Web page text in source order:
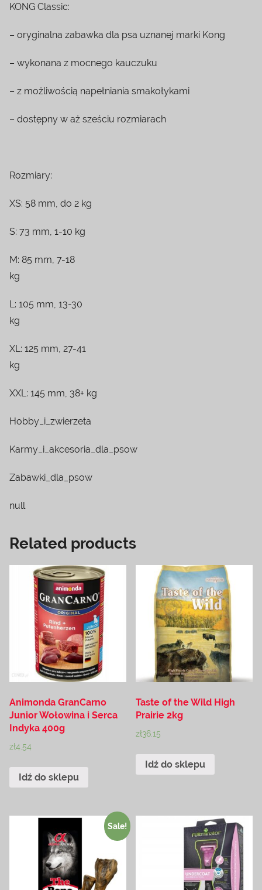
KONG Classic:
– oryginalna zabawka dla psa uznanej marki Kong
– wykonana z mocnego kauczuku
– z możliwością napełniania smakołykami
– dostępny w aż sześciu rozmiarach
Rozmiary:
XS: 58 mm, do 2 kg
S: 73 mm, 1-10 kg
M: 85 mm, 7-18
kg
L: 105 mm, 13-30
kg
XL: 125 mm, 27-41
kg
XXL: 145 mm, 38+ kg
Hobby_i_zwierzeta
Karmy_i_akcesoria_dla_psow
Zabawki_dla_psow
null
Related products
Animonda GranCarno
Junior Wołowina i Serca
Indyka 400g
zł4.54
Idź do sklepu
Taste of the Wild High
Prairie 2kg
zł36.15
Idź do sklepu
Sale!